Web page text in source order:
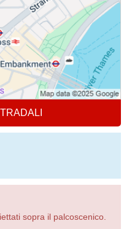
sopra il palcoscenico.